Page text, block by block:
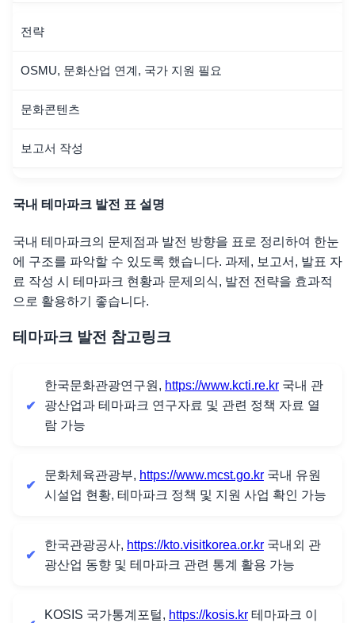
전략
OSMU, 문화산업 연계, 국가 지원 필요
문화콘텐츠
보고서 작성
국내 테마파크 발전 표 설명
국내 테마파크의 문제점과 발전 방향을 표로 정리하여 한눈
에 구조를 파악할 수 있도록 했습니다. 과제, 보고서, 발표 자
료 작성 시 테마파크 현황과 문제의식, 발전 전략을 효과적
으로 활용하기 좋습니다.
테마파크 발전 참고링크
한국문화관광연구원, https://www.kcti.re.kr 국내 관
광산업과 테마파크 연구자료 및 관련 정책 자료 열
람 가능
문화체육관광부, https://www.mcst.go.kr 국내 유원
시설업 현황, 테마파크 정책 및 지원 사업 확인 가능
한국관광공사, https://kto.visitkorea.or.kr 국내외 관
광산업 동향 및 테마파크 관련 통계 활용 가능
KOSIS 국가통계포털, https://kosis.kr 테마파크 이